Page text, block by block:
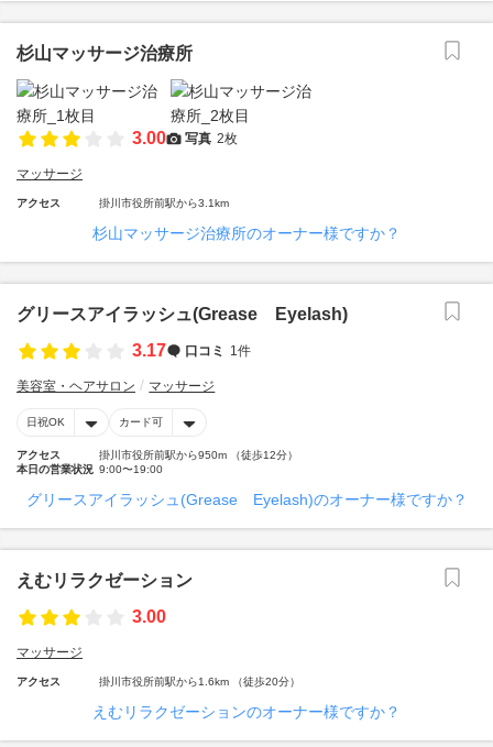
杉山マッサージ治療所
3.00 写真 2枚
マッサージ
アクセス 掛川市役所前駅から3.1km
杉山マッサージ治療所のオーナー様ですか？
グリースアイラッシュ(Grease Eyelash)
3.17
口コミ 1件
美容室・ヘアサロン マッサージ
日祝OK カード可
アクセス
掛川市役所前駅から950m （徒歩12分）
本日の営業状況 9:00〜19:00
グリースアイラッシュ(Grease Eyelash)のオーナー様ですか？
えむリラクゼーション
3.00
マッサージ
アクセス 掛川市役所前駅から1.6km （徒歩20分）
えむリラクゼーションのオーナー様ですか？